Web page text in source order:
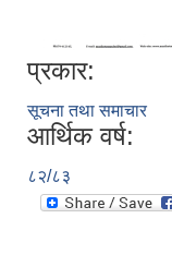
प्रकार:
सूचना तथा समाचार
आर्थिक वर्ष:
८२/८३